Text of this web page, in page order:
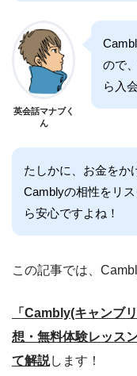
英会話マナブく
ん
ので
ら入
たしかに、お金をか
Camblyの相性をリ
ら安心ですよね！
この記事では、
「Cambly(キャンブ
想・無料体験レッス
て解説します！